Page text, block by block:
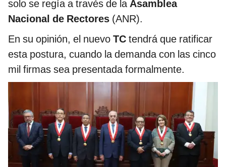
solo se regía a través de laAsamblea
Nacional de Rectores (ANR).
En su opinión, el nuevo TC tendrá que ratificar
esta postura, cuando la demanda con las cinco
mil firmas sea presentada formalmente.